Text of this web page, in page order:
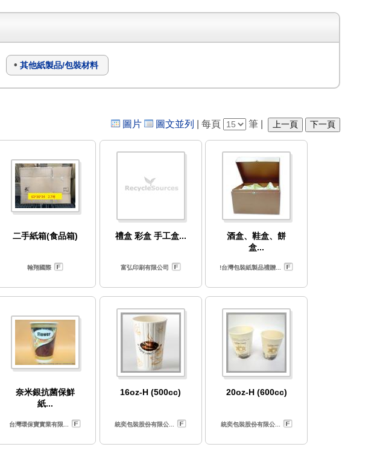
其他紙製品/包裝材料
圖片 圖文並列 每頁 筆 上一頁 下一頁
二手紙箱(食品箱)
翰翔國際
禮盒 彩盒 手工盒...
富弘印刷有限公司
酒盒、鞋盒、餅
盒...
!台灣包裝紙製品禮贈...
奈米銀抗菌保鮮
紙...
台灣環保寶實業有限...
16oz-H (500cc)
統奕包裝股份有限公...
20oz-H (600cc)
統奕包裝股份有限公...